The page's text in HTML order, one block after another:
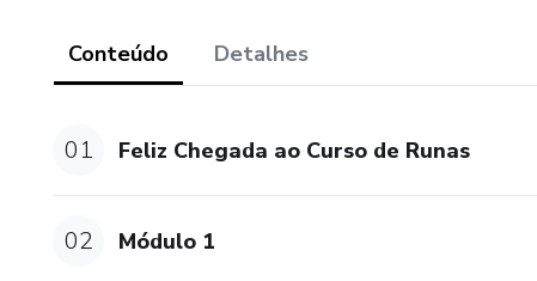
Beijos Mágicos
Conteúdo Detalhes
01 Feliz Chegada ao Curso de Runas
02 Módulo 1